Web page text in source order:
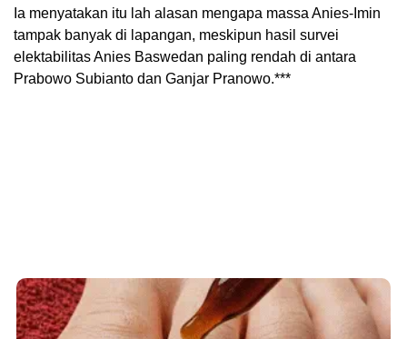
Ia menyatakan itu lah alasan mengapa massa Anies-Imin
tampak banyak di lapangan, meskipun hasil survei
elektabilitas Anies Baswedan paling rendah di antara
Prabowo Subianto dan Ganjar Pranowo.***